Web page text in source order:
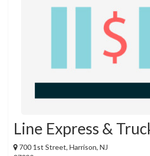
Line Express &
700 1st Street, Harrison, NJ